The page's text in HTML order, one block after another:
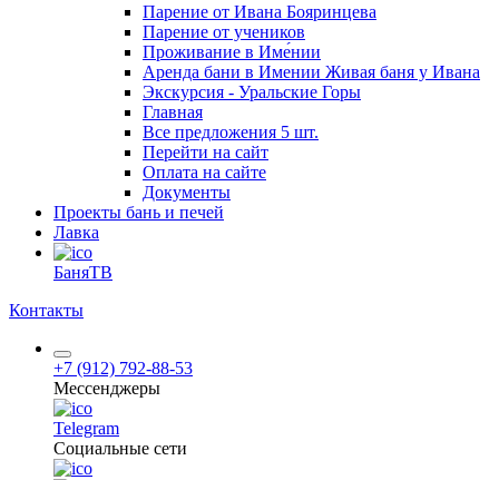
Парение от Ивана Бояринцева
Парение от учеников
Проживание в Име́нии
Аренда бани в Имении Живая баня у Ивана
Экскурсия - Уральские Горы
Главная
Все предложения 5 шт.
Перейти на сайт
Оплата на сайте
Документы
Проекты бань и печей
Лавка
БаняТВ
Контакты
+7 (912) 792-88-53
Мессенджеры
Telegram
Социальные сети